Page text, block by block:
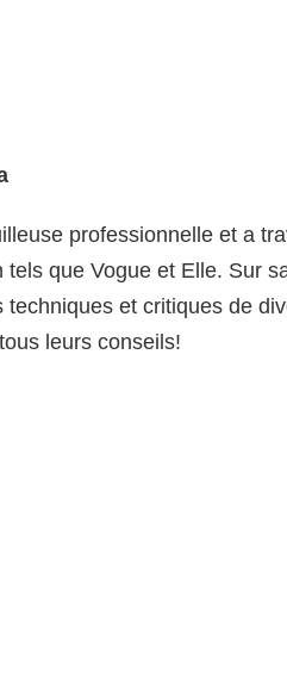
professionnelle et a
tels que Vogue et Elle. Sur
techniques et critiques de
leurs conseils!